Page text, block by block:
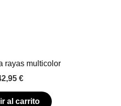
rayas multicolor
€
al carrito